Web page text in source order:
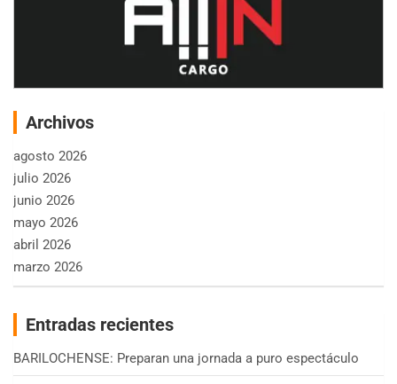
Archivos
agosto 2026
julio 2026
junio 2026
mayo 2026
abril 2026
marzo 2026
Entradas recientes
BARILOCHENSE: Preparan una jornada a puro espectáculo